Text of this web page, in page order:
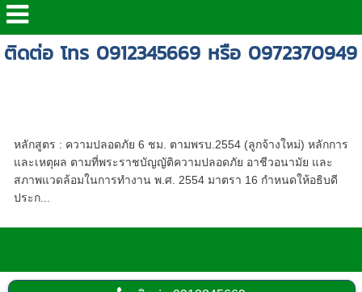
ติดต่อ โทร 0912345669 หรือ 0972370949
หลักสูตร : ความปลอดภัย 6 ชม. ตามพรบ.2554 (ลูกจ้างใหม่) หลักการ
และเหตุผล ตามที่พระราชบัญญัติความปลอดภัย อาชีวอนามัย และ
สภาพแวดล้อมในการทำงาน พ.ศ. 2554 มาตรา 16 กำหนดให้อธิบดี
ประก...